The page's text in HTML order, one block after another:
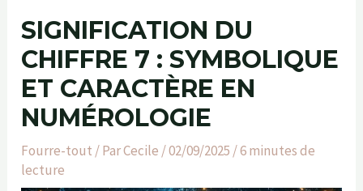
SIGNIFICATION DU
CHIFFRE 7 : SYMBOLIQUE
ET CARACTÈRE EN
NUMÉROLOGIE
Fourre-tout / ParCecile /02/09/2025 /6 minutes de
lecture